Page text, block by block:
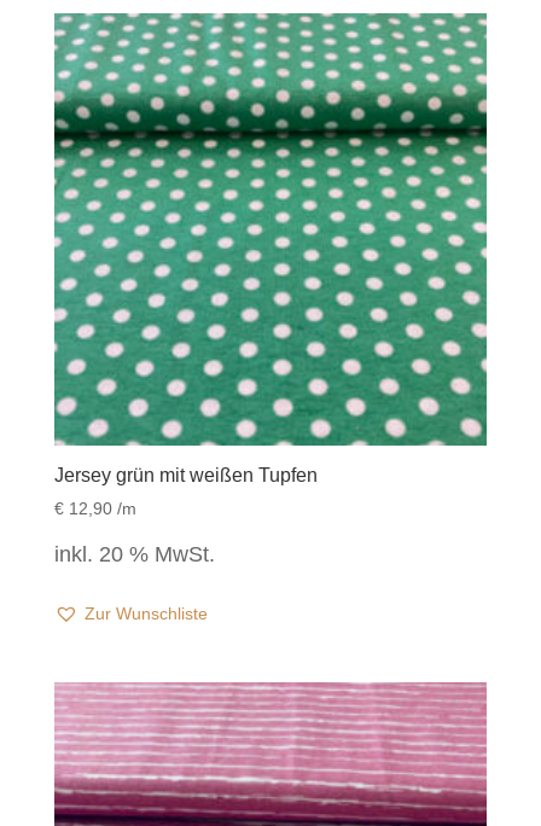
Jersey grün mit weißen Tupfen
€12,90/m
inkl. 20 % MwSt.
Zur Wunschliste